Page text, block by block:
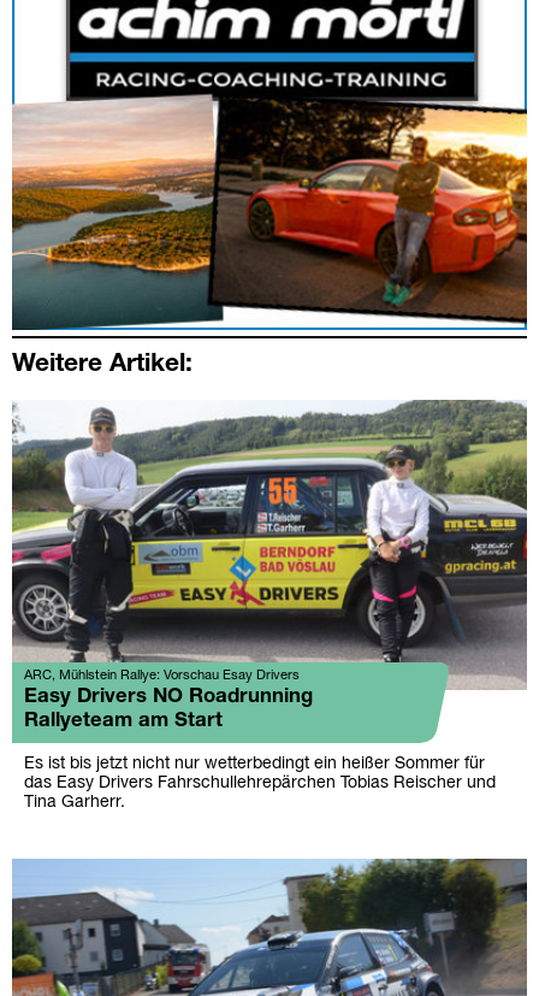
Weitere Artikel:
ARC, Mühlstein Rallye: Vorschau Esay Drivers
Easy Drivers NO Roadrunning
Rallyeteam am Start
Es ist bis jetzt nicht nur wetterbedingt ein heißer Sommer für
das Easy Drivers Fahrschullehrepärchen Tobias Reischer und
Tina Garherr.